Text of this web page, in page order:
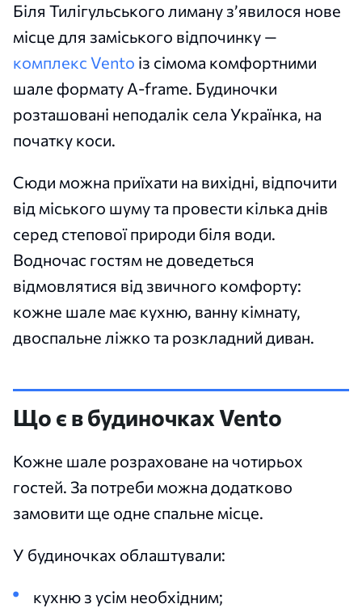
Біля Тилігульського лиману з’явилося нове
місце для заміського відпочинку —
комплекс Vento із сімома комфортними
шале формату A-frame. Будиночки
розташовані неподалік села Українка, на
початку коси.
Сюди можна приїхати на вихідні, відпочити
від міського шуму та провести кілька днів
серед степової природи біля води.
Водночас гостям не доведеться
відмовлятися від звичного комфорту:
кожне шале має кухню, ванну кімнату,
двоспальне ліжко та розкладний диван.
Що є в будиночках Vento
Кожне шале розраховане на чотирьох
гостей. За потреби можна додатково
замовити ще одне спальне місце.
У будиночках облаштували:
кухню з усім необхідним;